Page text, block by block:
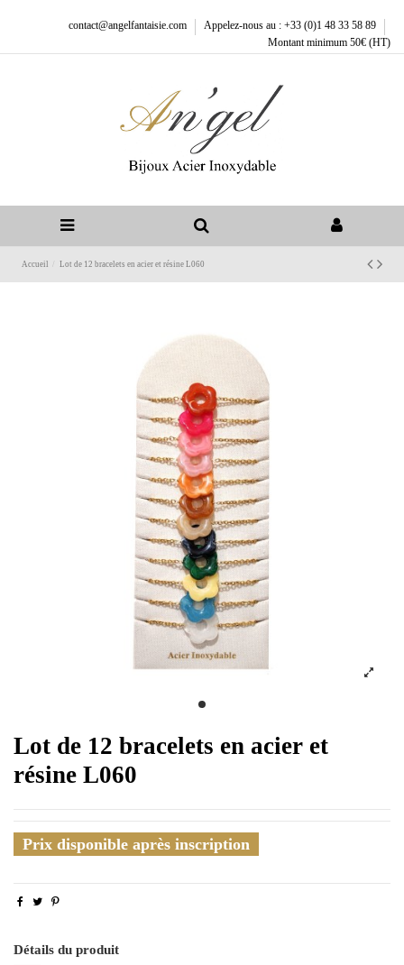
contact@angelfantaisie.com
Appelez-nous au : +33 (0)1 48 33 58 89
Montant minimum 50€ (HT)
Accueil Lot de 12 bracelets en acier et résine L060
Lot de 12 bracelets en acier et
résine L060
Prix disponible après inscription
Détails du produit